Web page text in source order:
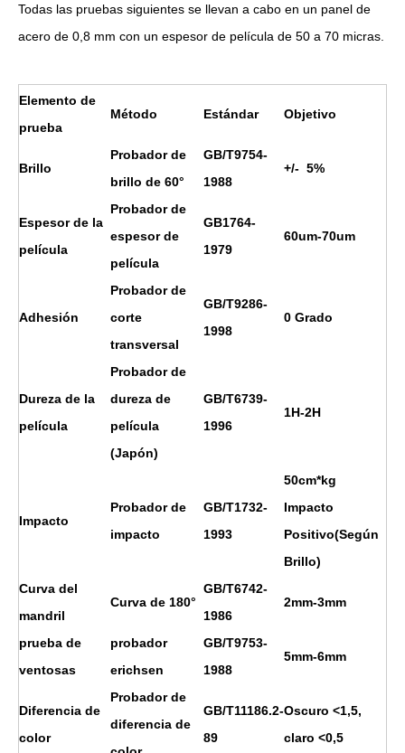
Todas las pruebas siguientes se llevan a cabo en un panel de
acero de 0,8 mm con un espesor de película de 50 a 70 micras.
Elemento de
prueba
Método Estándar Objetivo
Brillo
Probador de
brillo de 60°
GB/T9754-
1988
+/- 5%
Espesor de la
película
Probador de
espesor de
película
GB1764-
1979
60um-70um
Adhesión
Probador de
corte
transversal
GB/T9286-
1998
0 Grado
Dureza de la
película
Probador de
dureza de
película
(Japón)
GB/T6739-
1996
1H-2H
Impacto
Probador de
impacto
GB/T1732-
1993
50cm*kg
Impacto
Positivo(Según
Brillo)
Curva del
mandril
Curva de 180°
GB/T6742-
1986
2mm-3mm
prueba de
ventosas
probador
erichsen
GB/T9753-
1988
5mm-6mm
Diferencia de
color
Probador de
diferencia de
GB/T11186.2-
89
Oscuro <1,5,
claro <0,5